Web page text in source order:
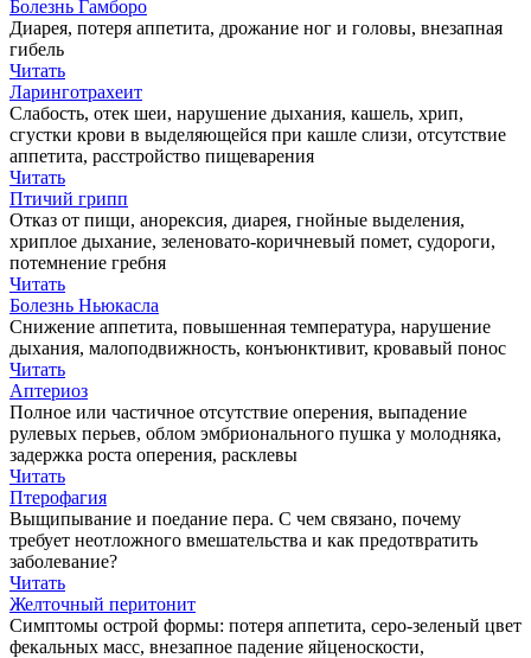
Болезнь Гамборо
Диарея, потеря аппетита, дрожание ног и головы, внезапная
гибель
Читать
Ларинготрахеит
Слабость, отек шеи, нарушение дыхания, кашель, хрип,
сгустки крови в выделяющейся при кашле слизи, отсутствие
аппетита, расстройство пищеварения
Читать
Птичий грипп
Отказ от пищи, анорексия, диарея, гнойные выделения,
хриплое дыхание, зеленовато-коричневый помет, судороги,
потемнение гребня
Читать
Болезнь Ньюкасла
Снижение аппетита, повышенная температура, нарушение
дыхания, малоподвижность, конъюнктивит, кровавый понос
Читать
Аптериоз
Полное или частичное отсутствие оперения, выпадение
рулевых перьев, облом эмбрионального пушка у молодняка,
задержка роста оперения, расклевы
Читать
Птерофагия
Выщипывание и поедание пера. С чем связано, почему
требует неотложного вмешательства и как предотвратить
заболевание?
Читать
Желточный перитонит
Симптомы острой формы: потеря аппетита, серо-зеленый цвет
фекальных масс, внезапное падение яйценоскости,